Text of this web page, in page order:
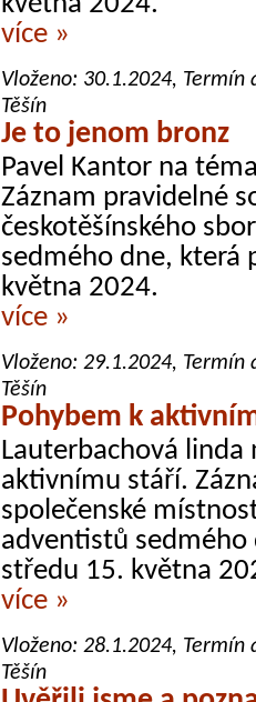
více »
Vloženo: 30.1.2024, Termín
Těšín
Je to jenom bronz
Pavel Kantor na
Záznam pravidelné
českotěšínského
sedmého dne, která
května 2024.
více »
Vloženo:29.1.2024, Termín
Těšín
Pohybem k
Lauterbachová linda
aktivnímu stáří.
společenské
adventistů
středu 15. května
více »
Vloženo:28.1.2024, Termín
Těšín